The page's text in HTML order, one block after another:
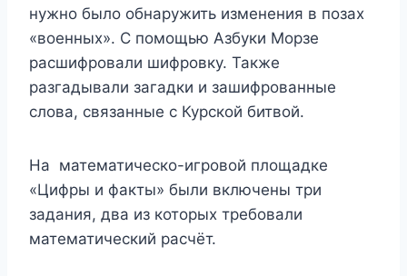
нужно было обнаружить изменения в позах
«военных». С помощью Азбуки Морзе
расшифровали шифровку. Также
разгадывали загадки и зашифрованные
слова, связанные с Курской битвой.
На математическо-игровой площадке
«Цифры и факты» были включены три
задания, два из которых требовали
математический расчёт.